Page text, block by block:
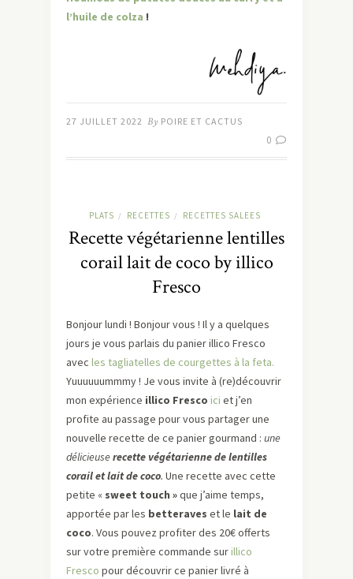
l’huile de colza !
27 JUILLET 2022 By POIRE ET CACTUS
0
PLATS / RECETTES / RECETTES SALEES
Recette végétarienne lentilles
corail lait de coco by illico
Fresco
Bonjour lundi ! Bonjour vous ! Il y a quelques
jours je vous parlais du panier illico Fresco
avec les tagliatelles de courgettes à la feta.
Yuuuuuummmy ! Je vous invite à (re)découvrir
mon expérience illico Fresco ici et j’en
profite au passage pour vous partager une
nouvelle recette de ce panier gourmand : une
délicieuserecette végétarienne de lentilles
corail et lait de coco. Une recette avec cette
petite « sweet touch »que j’aime temps,
apportée par les betteraves et le lait de
coco. Vous pouvez profiter des 20€ offerts
sur votre première commande surillico
Fresco pour découvrir ce panier livré à